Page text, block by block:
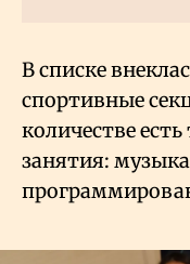
В списке
спортивные
количестве
занятия: